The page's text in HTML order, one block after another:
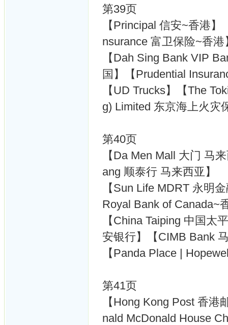
第39页
【Principal 信安~香港
nsurance 富卫保险~香港
【Dah Sing Bank VIP
国】【Prudential
【UD Trucks】【The
g) Limited 东京海上火灾
第40页
【Da Men Mall 大门 马
ang 顺泰行 马来西亚】
【Sun Life MDRT 永明
Royal Bank of Canada~
【China Taiping 中国太
安银行】【CIMB Bank
【Panda Place |
第41页
【Hong Kong Post 香
nald McDonald House